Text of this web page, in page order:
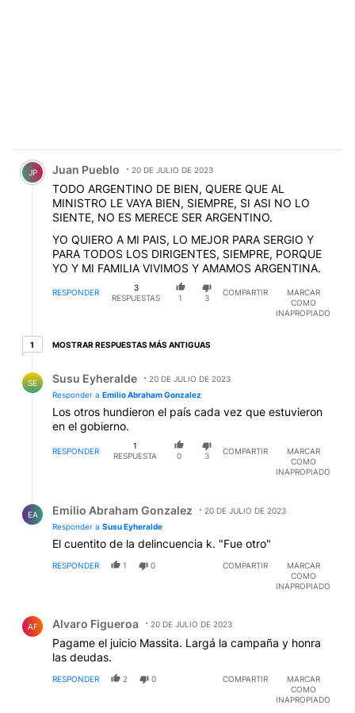
Comentario de Juan Pueblo.
JP Juan Pueblo 20 DE JULIO DE 2023
TODO ARGENTINO DE BIEN, QUERE QUE AL
MINISTRO LE VAYA BIEN, SIEMPRE, SI ASI NO LO
SIENTE, NO ES MERECE SER ARGENTINO.
YO QUIERO A MI PAIS, LO MEJOR PARA SERGIO Y
PARA TODOS LOS DIRIGENTES, SIEMPRE, PORQUE
YO Y MI FAMILIA VIVIMOS Y AMAMOS ARGENTINA.
RESPONDER
3
RESPUESTAS
1 3
COMPARTIR
MARCAR
COMO
INAPROPIADO
11 respuesta más antiguas
MOSTRAR RESPUESTAS MÁS ANTIGUAS
SE Susu Eyheralde
20 DE JULIO DE 2023
Responder a Emilio Abraham Gonzalez
Los otros hundieron el país cada vez que estuvieron
en el gobierno.
RESPONDER
1
RESPUESTA
0 3
COMPARTIR
MARCAR
COMO
INAPROPIADO
EA Emilio Abraham Gonzalez
20 DE JULIO DE 2023
Responder a Susu Eyheralde
El cuentito de la delincuencia k. "Fue otro"
RESPONDER 1 0 COMPARTIR
MARCAR
COMO
INAPROPIADO
AF Alvaro Figueroa 20 DE JULIO DE 2023
Pagame el juicio Massita. Largá la campaña y honra
las deudas.
RESPONDER 2 0 COMPARTIR
MARCAR
COMO
INAPROPIADO